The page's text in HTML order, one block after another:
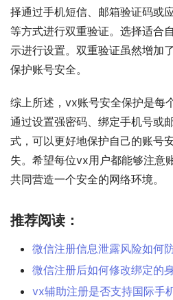
择通过手机短信、邮箱验证码或
等方式进行双重验证。选择适合
示进行设置。双重验证虽然增加
保护账号安全。
综上所述，vx账号安全保护是每
通过设置强密码、绑定手机号或
式，可以更好地保护自己的账号
失。希望每位vx用户都能够注意
共同营造一个安全的网络环境。
推荐阅读：
微信注册信息泄露风险如何
微信注册后如何修改绑定的
vx辅助注册是否支持国际手